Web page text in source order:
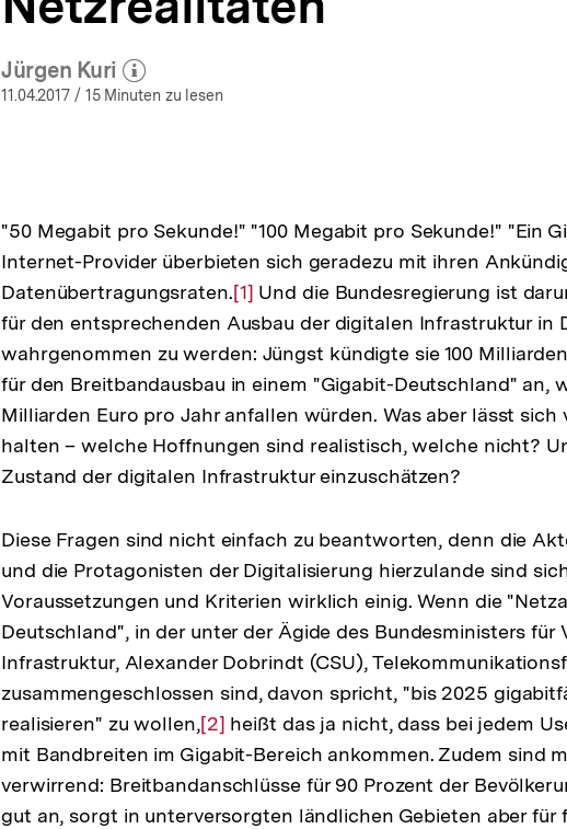
Jürgen Kuri
(Mehr zum Autor)
öffnen
11.04.2017 / 15 Minuten zu lesen
"50 Megabit pro Sekunde!" "100 Megabit pro Sekunde!" "Ein
Internet-Provider überbieten sich geradezu mit ihren
Datenübertragungsraten.Zur
Auflösung
der
Fußnote
[1] Und die Bundesregierung ist
für den entsprechenden Ausbau der digitalen Infrastruktur in
wahrgenommen zu werden: Jüngst kündigte sie 100
für den Breitbandausbau in einem "Gigabit-Deutschland" an,
Milliarden Euro pro Jahr anfallen würden. Was aber lässt
halten – welche Hoffnungen sind realistisch, welche nicht?
Zustand der digitalen Infrastruktur einzuschätzen?
Diese Fragen sind nicht einfach zu beantworten, denn die
und die Protagonisten der Digitalisierung hierzulande sind
Voraussetzungen und Kriterien wirklich einig. Wenn die
Deutschland", in der unter der Ägide des Bundesministers für
Infrastruktur, Alexander Dobrindt (CSU),
zusammengeschlossen sind, davon spricht, "bis 2025
realisieren" zu wollen,Zur
Auflösung
der
Fußnote
[2] heißt das ja nicht, dass bei jedem
mit Bandbreiten im Gigabit-Bereich ankommen. Zudem sind
verwirrend: Breitbandanschlüsse für 90 Prozent der
gut an, sorgt in unterversorgten ländlichen Gebieten aber für